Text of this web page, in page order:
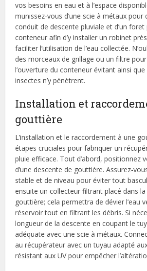
vos besoins en eau et à l’espace
munissez-vous d’une scie à métaux pour
conduit de descente pluviale et d’un
conteneur afin d’y installer un robinet
faciliter l’utilisation de l’eau collectée.
des morceaux de grillage ou un filtre
l’ouverture du conteneur évitant ainsi
insectes n’y pénètrent.
Installation et
gouttière
L’installation et le raccordement à une
étapes cruciales pour fabriquer un
pluie efficace. Tout d’abord, positionnez
d’une descente de gouttière. Assurez-
stable et de niveau pour éviter tout
ensuite un collecteur filtrant placé dans
gouttière; cela permettra de dévier l’eau
réservoir tout en filtrant les débris. Si
longueur de la descente en coupant le
adéquate avec une scie à métaux.
au récupérateur avec un tuyau adapté
résistant aux UV pour empêcher